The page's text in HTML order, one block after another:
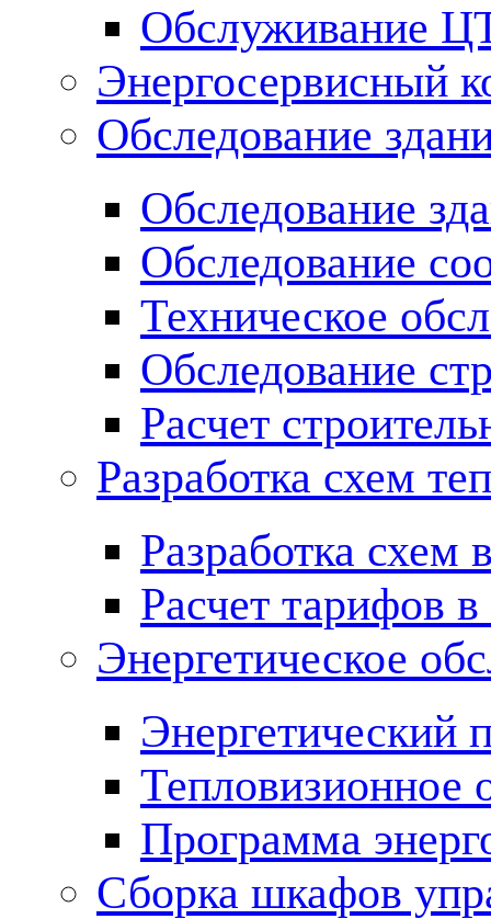
Обслуживание
Энергосервисный
Обследование
Обследование
Обследование
Техническое
Обследование
Расчет
Разработка схем
Разработка схем
Расчет тарифов
Энергетическое
Энергетический
Тепловизионное
Программа
Сборка шкафов